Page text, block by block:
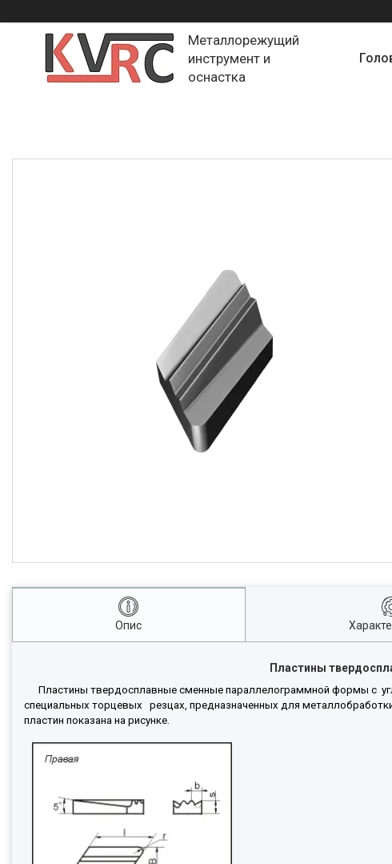
Металлорежущий
инструмент и
оснастка
Опис
Пластины
Пластины твердосплавные сменные параллелограммной формы с
специальных торцевых резцах, предназначенных для
пластин показана на рисунке.